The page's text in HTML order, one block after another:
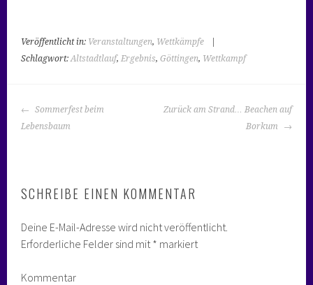
Veröffentlicht in: Veranstaltungen, Wettkämpfe
Schlagwort:Altstadtlauf,Ergebnis,Göttingen, Wettkampf
BEITRAGS-
NAVIGATION
Sommerfest beim
Lebensbaum
Zurück am Strand… Beachen auf
Borkum
SCHREIBE EINEN KOMMENTAR
Deine E-Mail-Adresse wird nicht veröffentlicht.
Erforderliche Felder sind mit* markiert
Kommentar